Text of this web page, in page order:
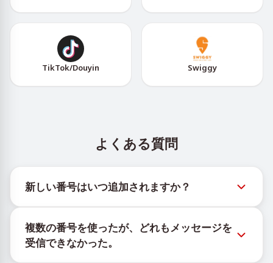
TikTok/Douyin Swiggy
よくある質問
新しい番号はいつ追加されますか？
@TigerSMSofficial_bot で確認できます。このチャン
ネルは最新の番号在庫にアクセスできるよう、タイム
リーな更新を提供します。
複数の番号を使ったが、どれもメッセージを
受信できなかった。